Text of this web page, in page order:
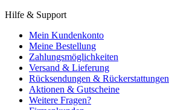
Hilfe & Support
Mein Kundenkonto
Meine Bestellung
Zahlungsmöglichkeiten
Versand & Lieferung
Rücksendungen & Rückerstattungen
Aktionen & Gutscheine
Weitere Fragen?